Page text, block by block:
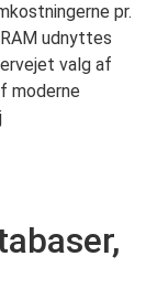
pr.
udnyttes
valg af
moderne